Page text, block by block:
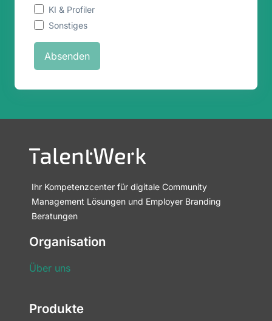
KI & Profiler
Sonstiges
Ihr Kompetenzcenter für digitale Community
Management Lösungen und Employer Branding
Beratungen
Organisation
Über uns
Produkte